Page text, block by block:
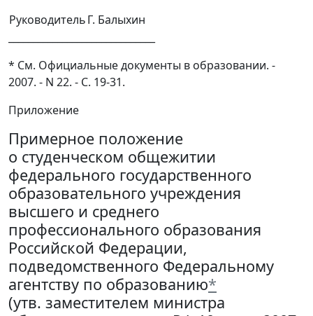
РуководительГ. Балыхин
* См. Официальные документы в образовании. -
2007. - N 22. - С. 19-31.
Приложение
Примерное положение
о студенческом общежитии
федерального государственного
образовательного учреждения
высшего и среднего
профессионального образования
Российской Федерации,
подведомственного Федеральному
агентству по образованию*
(утв. заместителем министра